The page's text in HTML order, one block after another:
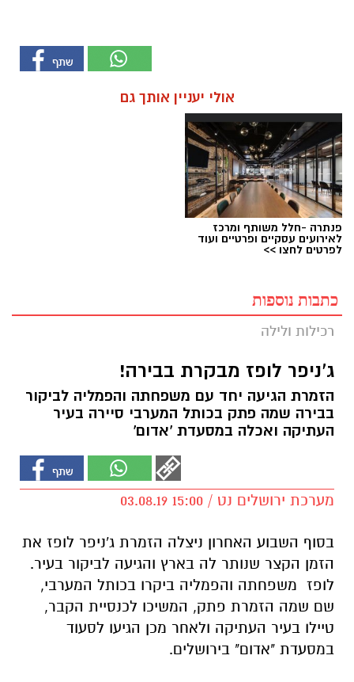
אולי יעניין אותך גם
פנתרה -חלל משותף ומרכז
לאירועים עסקיים ופרטיים ועוד
לפרטים לחצו >>
כתבות נוספות
רכילות ולילה
ג'ניפר לופז מבקרת בבירה!
הזמרת הגיעה יחד עם משפחתה והפמליה לביקור
בבירה שמה פתק בכותל המערבי סיירה בעיר
העתיקה ואכלה במסעדת 'אדום'
מערכת ירושלים נט / 15:00 03.08.19
בסוף השבוע האחרון ניצלה הזמרת ג'ניפר לופז את
הזמן הקצר שנותר לה בארץ והגיעה לביקור בעיר.
לופז משפחתה והפמליה ביקרו בכותל המערבי,
שם שמה הזמרת פתק, המשיכו לכנסיית הקבר,
טיילו בעיר העתיקה ולאחר מכן הגיעו לסעוד
במסעדת "אדום" בירושלים.